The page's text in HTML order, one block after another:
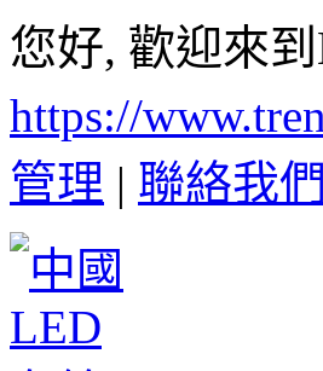
您好, 歡迎來
https://
管理 | 聯絡我們